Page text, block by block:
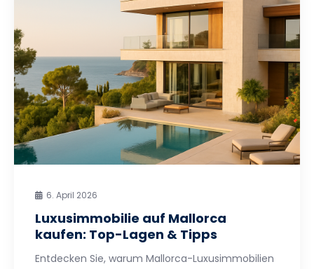
6. April 2026
Luxusimmobilie auf Mallorca
kaufen: Top-Lagen & Tipps
Entdecken Sie, warum Mallorca-Luxusimmobilien